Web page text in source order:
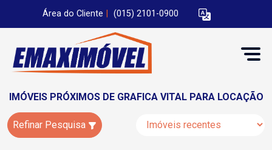
Área do Cliente (015) 2101-0900
IMÓVEIS PRÓXIMOS DE GRAFICA VITAL PARA LOCAÇÃO
Refinar Pesquisa